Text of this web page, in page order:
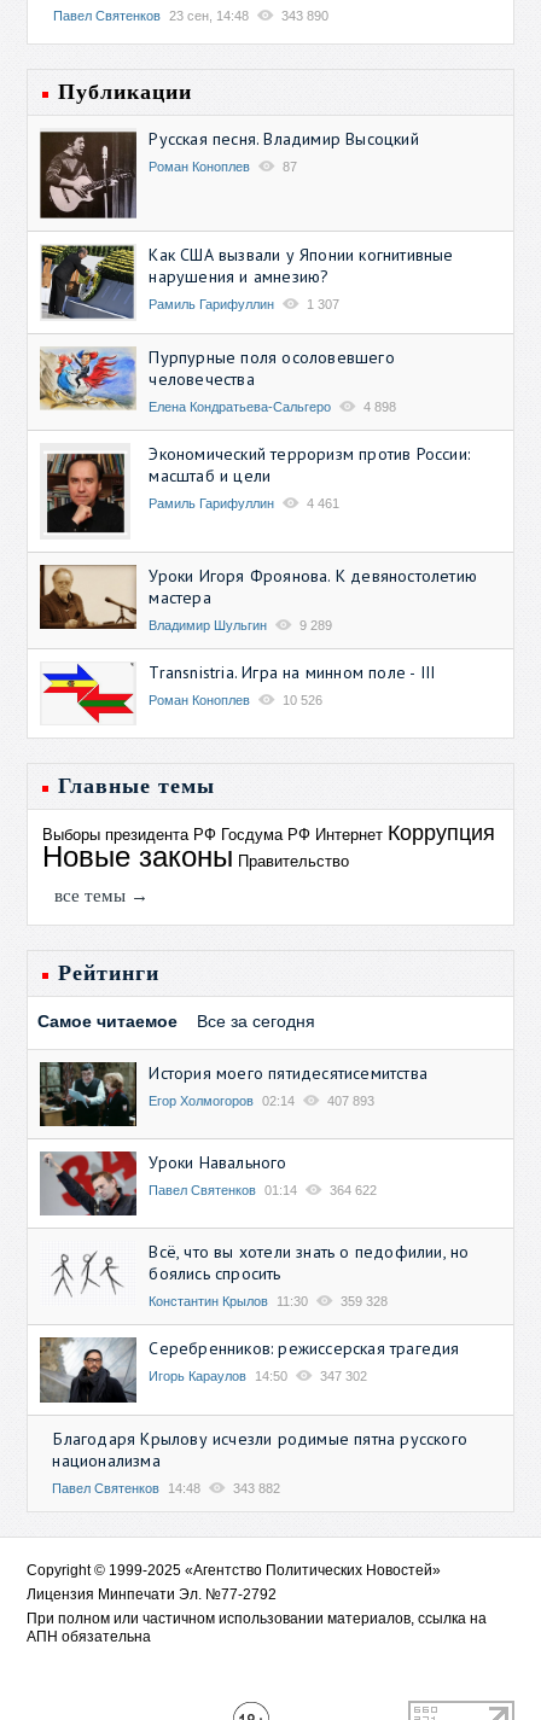
Павел Святенков 23 сен, 14:48 343 890
Публикации
Русская песня. Владимир Высоцкий
Роман Коноплев 87
Как США вызвали у Японии когнитивные
нарушения и амнезию?
Рамиль Гарифуллин 1 307
Пурпурные поля осоловевшего
человечества
Елена Кондратьева-Сальгеро 4 898
Экономический терроризм против России:
масштаб и цели
Рамиль Гарифуллин 4 461
Уроки Игоря Фроянова. К девяностолетию
мастера
Владимир Шульгин 9 289
Transnistria. Игра на минном поле - III
Роман Коноплев 10 526
Главные темы
Выборы президента РФ Госдума РФ Интернет Коррупция
Новые законы Правительство
все темы →
Рейтинги
Самое читаемое Все за сегодня
История моего пятидесятисемитства
Егор Холмогоров 02:14 407 893
Уроки Навального
Павел Святенков 01:14 364 622
Всё, что вы хотели знать о педофилии, но
боялись спросить
Константин Крылов 11:30 359 328
Серебренников: режиссерская трагедия
Игорь Караулов 14:50 347 302
Благодаря Крылову исчезли родимые пятна русского
национализма
Павел Святенков 14:48 343 882
Copyright © 1999-2025 «Агентство Политических Новостей»
Лицензия Минпечати Эл. №77-2792
При полном или частичном использовании материалов, ссылка на
АПН обязательна